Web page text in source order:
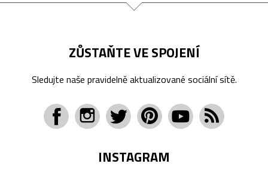
ZŮSTAŇTE VE SPOJENÍ
Sledujte naše pravidelně aktualizované sociální sítě.
INSTAGRAM